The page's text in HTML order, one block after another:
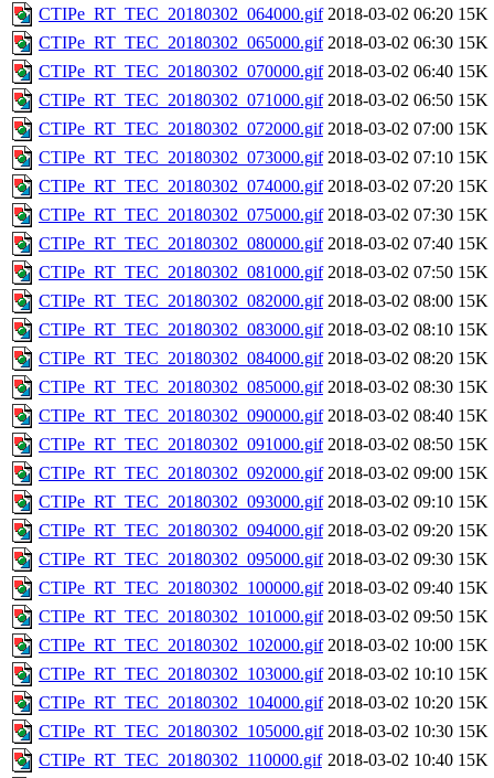
CTIPe_RT_TEC_20180302_064000.gif 2018-03-02 06:20 15K
CTIPe_RT_TEC_20180302_065000.gif 2018-03-02 06:30 15K
CTIPe_RT_TEC_20180302_070000.gif 2018-03-02 06:40 15K
CTIPe_RT_TEC_20180302_071000.gif 2018-03-02 06:50 15K
CTIPe_RT_TEC_20180302_072000.gif 2018-03-02 07:00 15K
CTIPe_RT_TEC_20180302_073000.gif 2018-03-02 07:10 15K
CTIPe_RT_TEC_20180302_074000.gif 2018-03-02 07:20 15K
CTIPe_RT_TEC_20180302_075000.gif 2018-03-02 07:30 15K
CTIPe_RT_TEC_20180302_080000.gif 2018-03-02 07:40 15K
CTIPe_RT_TEC_20180302_081000.gif 2018-03-02 07:50 15K
CTIPe_RT_TEC_20180302_082000.gif 2018-03-02 08:00 15K
CTIPe_RT_TEC_20180302_083000.gif 2018-03-02 08:10 15K
CTIPe_RT_TEC_20180302_084000.gif 2018-03-02 08:20 15K
CTIPe_RT_TEC_20180302_085000.gif 2018-03-02 08:30 15K
CTIPe_RT_TEC_20180302_090000.gif 2018-03-02 08:40 15K
CTIPe_RT_TEC_20180302_091000.gif 2018-03-02 08:50 15K
CTIPe_RT_TEC_20180302_092000.gif 2018-03-02 09:00 15K
CTIPe_RT_TEC_20180302_093000.gif 2018-03-02 09:10 15K
CTIPe_RT_TEC_20180302_094000.gif 2018-03-02 09:20 15K
CTIPe_RT_TEC_20180302_095000.gif 2018-03-02 09:30 15K
CTIPe_RT_TEC_20180302_100000.gif 2018-03-02 09:40 15K
CTIPe_RT_TEC_20180302_101000.gif 2018-03-02 09:50 15K
CTIPe_RT_TEC_20180302_102000.gif 2018-03-02 10:00 15K
CTIPe_RT_TEC_20180302_103000.gif 2018-03-02 10:10 15K
CTIPe_RT_TEC_20180302_104000.gif 2018-03-02 10:20 15K
CTIPe_RT_TEC_20180302_105000.gif 2018-03-02 10:30 15K
CTIPe_RT_TEC_20180302_110000.gif 2018-03-02 10:40 15K